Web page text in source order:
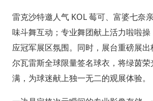
雷克沙特邀人气 KOL 莓可、富婆七奈
味斗舞互动；专业舞团献上活力啦啦
应冠军展区氛围。同时，展台重磅展
尔瓦雷斯全球限量签名球衣，将绿茵
满，为球迷献上独一无二的观展体验。